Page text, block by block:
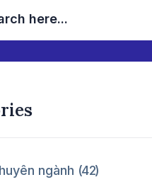
ngành 42